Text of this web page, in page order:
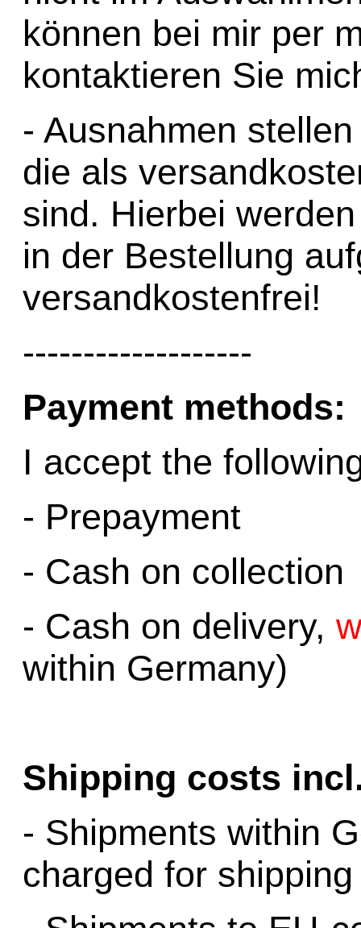
können bei mir per
kontaktieren Sie
- Ausnahmen
die als
sind. Hierbei
in der Bestellung
versandkostenfrei!
-------------------
Payment methods:
I accept the
- Prepayment
- Cash on collection
- Cash on delivery,
within Germany)
Shipping costs
- Shipments within
charged for